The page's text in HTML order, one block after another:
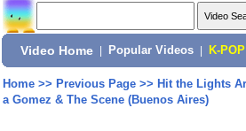
Video Home Popular Videos K-POP
Home>> Previous Page>> Hit the Lights
a Gomez & The Scene (Buenos Aires)